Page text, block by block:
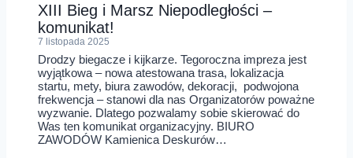
XIII Bieg i Marsz Niepodległości –
komunikat!
7 listopada 2025
Drodzy biegacze i kijkarze. Tegoroczna impreza jest
wyjątkowa – nowa atestowana trasa, lokalizacja
startu, mety, biura zawodów, dekoracji, podwojona
frekwencja – stanowi dla nas Organizatorów poważne
wyzwanie. Dlatego pozwalamy sobie skierować do
Was ten komunikat organizacyjny. BIURO
ZAWODÓW Kamienica Deskurów…